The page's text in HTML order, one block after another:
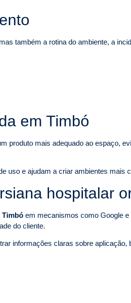
também a rotina do ambiente, a
em Timbó
produto mais adequado ao espaço,
uso e ajudam a criar ambientes mais
hospitalar
Timbó em mecanismos como Google
do cliente.
informações claras sobre